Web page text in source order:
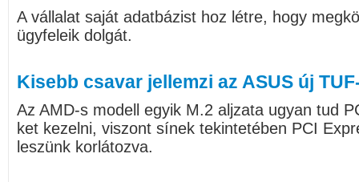
A vállalat saját adatbázist hoz létre, hogy
ügyfeleik dolgát.
Kisebb csavar jellemzi az ASUS új
Az AMD-s modell egyik M.2 aljzata ugyan tud
ket kezelni, viszont sínek tekintetében PCI
leszünk korlátozva.